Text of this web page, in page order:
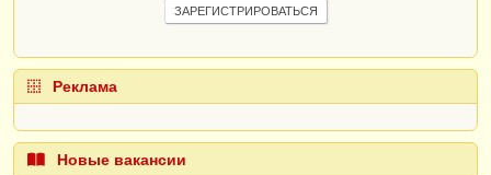
ЗАРЕГИСТРИРОВАТЬСЯ
Реклама
Новые вакансии